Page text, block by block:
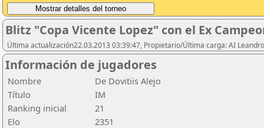
Blitz "Copa Vicente Lopez" con el Ex
Última actualización22.03.2013 03:39:47, Propietario/Última carga: AI
Información de jugadores
Nombre
De Dovitiis Alejo
Título
IM
Ranking inicial
21
Elo
2351